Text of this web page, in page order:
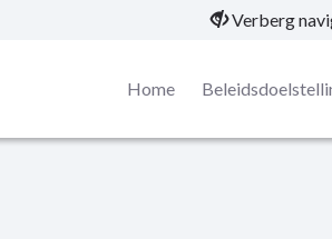
Verberg
Home